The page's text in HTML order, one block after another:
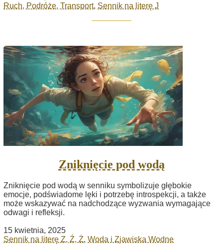
Ruch, Podróże, Transport, Sennik na literę J
Zniknięcie pod wodą
Zniknięcie pod wodą w senniku symbolizuje głębokie
emocje, podświadome lęki i potrzebę introspekcji, a także
może wskazywać na nadchodzące wyzwania wymagające
odwagi i refleksji.
15 kwietnia, 2025
Sennik na literę Z, Ź, Ż, Woda i Zjawiska Wodne